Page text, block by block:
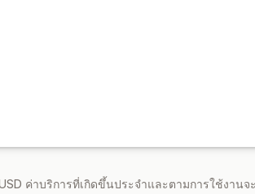
ค่าบริการที่เกิดขึ้นประจำและตามการใช้งานจ